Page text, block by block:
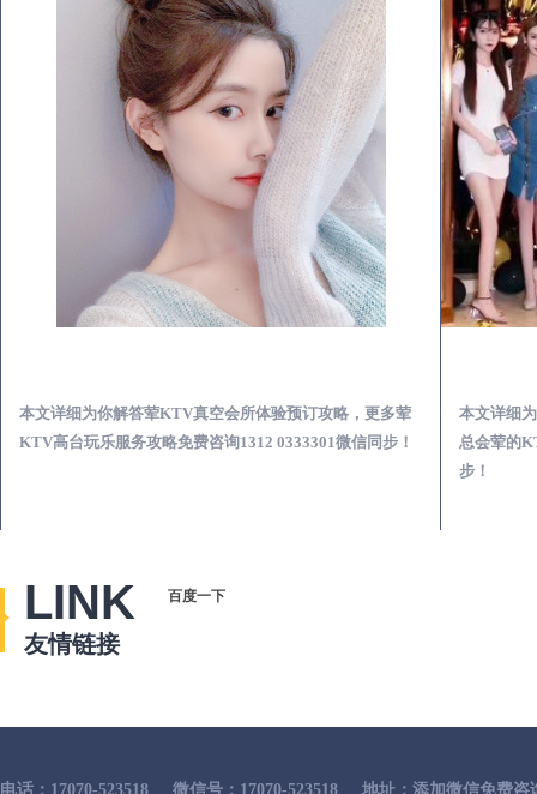
本文详细为你解答荤KTV真空会所体验预订攻略，更多荤
KTV高台玩乐服务攻略免费咨询1312 0333301微信同步！
本文详细
总会荤的
步！
LINK
友情链接
百度一下
电话：17070-523518 微信号：17070-523518 地址：添加微信免费